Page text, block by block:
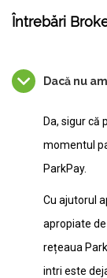
Întrebări
Dacă nu
Da, sigur că
momentul
ParkPay.
Cu ajutorul
apropiate
rețeaua
intri este